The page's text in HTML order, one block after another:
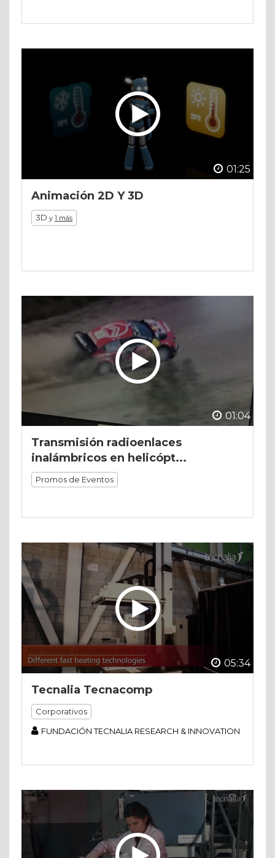
01:25
Animación 2D Y 3D
3D y 1 más
01:04
Transmisión radioenlaces
inalámbricos en helicópt...
Promos de Eventos
05:34
Tecnalia Tecnacomp
Corporativos
FUNDACIÓN TECNALIA RESEARCH & INNOVATION